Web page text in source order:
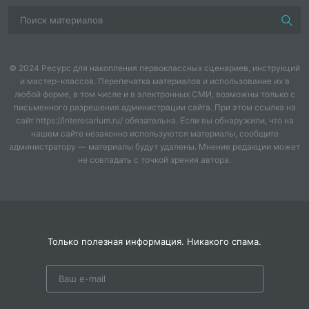
шаблоны, дети задумаются о событиях года и
поблагодарите за них всех участников событий, а
также уходящий год.
© 2024 Ресурс для накопления первоклассных сценариев, инструкций
и мастер-классов. Перепечатка материалов и использование их в
любой форме, в том числе и в электронных СМИ, возможны только с
письменного разрешения администрации сайта. При этом ссылка на
сайт https://interesarium.ru/ обязательна. Если вы обнаружили, что на
нашем сайте незаконно используются материалы, сообщите
администратору — материалы будут удалены. Мнение редакции может
не совпадать с точкой зрения автора.
Только полезная информация. Никакого спама.